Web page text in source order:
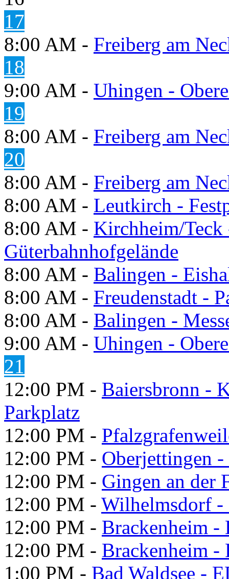
17
8:00 AM - Freiberg am
18
9:00 AM - Uhingen -
19
8:00 AM - Freiberg am
20
8:00 AM - Freiberg am
8:00 AM - Leutkirch -
8:00 AM - Kirchheim/Teck
Güterbahnhofgelände
8:00 AM - Balingen -
8:00 AM - Freudenstadt -
8:00 AM - Balingen -
9:00 AM - Uhingen -
21
12:00 PM - Baiersbronn -
Parkplatz
12:00 PM -
12:00 PM - Oberjettingen
12:00 PM - Gingen an der
12:00 PM - Wilhelmsdorf -
12:00 PM - Brackenheim -
12:00 PM - Brackenheim -
1:00 PM - Bad Waldsee -